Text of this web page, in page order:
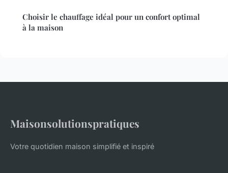
Choisir le chauffage idéal pour un confort optimal
à la maison
Maisonsolutionspratiques
Votre quotidien maison simplifié et inspiré